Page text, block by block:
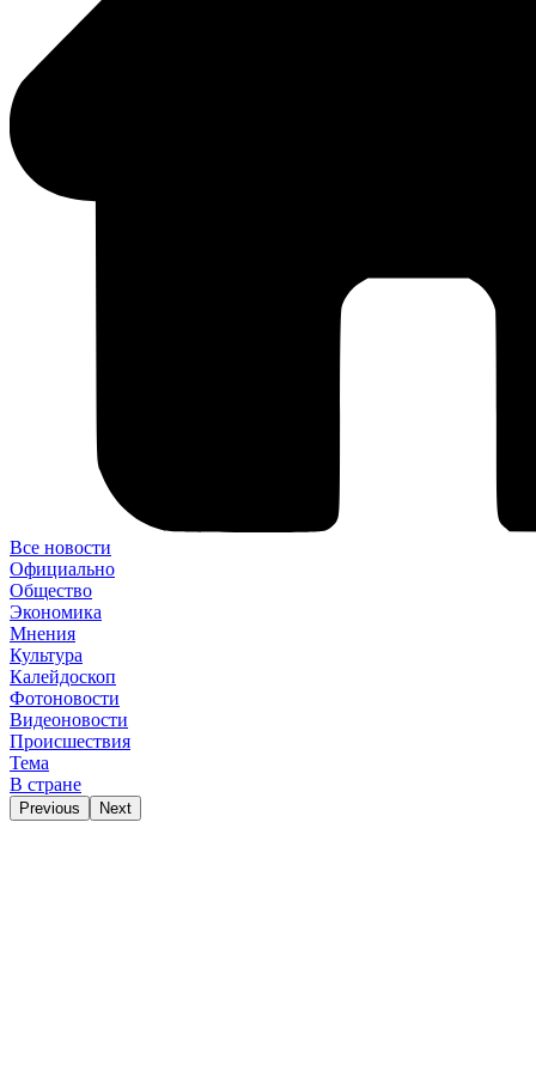
Все новости
Официально
Общество
Экономика
Мнения
Культура
Калейдоскоп
Фотоновости
Видеоновости
Происшествия
Тема
В стране
Previous Next